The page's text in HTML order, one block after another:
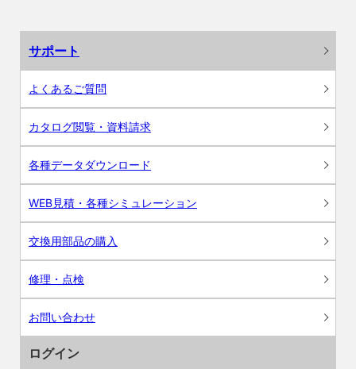
サポート
よくあるご質問
カタログ閲覧・資料請求
各種データダウンロード
WEB見積・各種シミュレーション
交換用部品の購入
修理・点検
お問い合わせ
ログイン